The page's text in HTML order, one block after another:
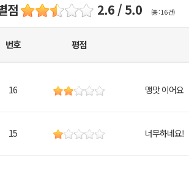
점 2.6 / 5.0 (총 : 16 건)
번호 평점
16 맹맛 이어요
15 너무하네요!